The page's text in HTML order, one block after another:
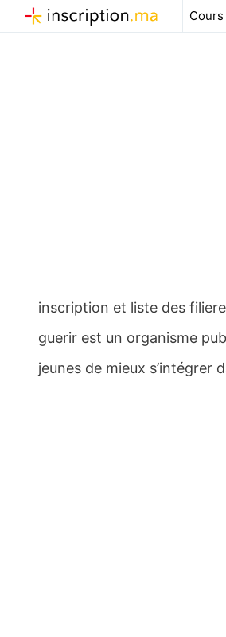
au
inscription et liste des
guerir est un organisme
jeunes de mieux s’intégrer